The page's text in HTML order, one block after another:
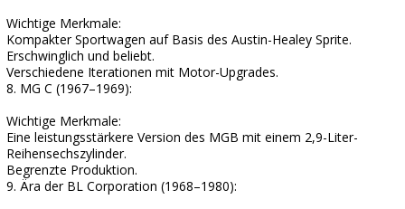
Wichtige Merkmale:
Kompakter Sportwagen auf Basis des Austin-Healey Sprite.
Erschwinglich und beliebt.
Verschiedene Iterationen mit Motor-Upgrades.
8. MG C (1967–1969):
Wichtige Merkmale:
Eine leistungsstärkere Version des MGB mit einem 2,9-Liter-
Reihensechszylinder.
Begrenzte Produktion.
9. Ära der BL Corporation (1968–1980):